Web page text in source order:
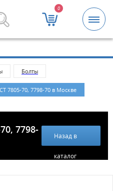
0
оптом. Минимальная
Болты
7805-70, 7798-70 в Москве
7798-
Назад в
каталог